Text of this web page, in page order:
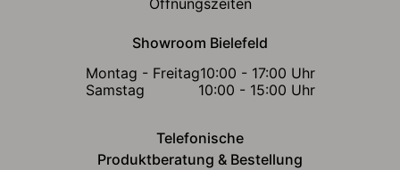
Öffnungszeiten
Showroom Bielefeld
Montag - Freitag10:00 - 17:00 Uhr
Samstag
10:00 - 15:00 Uhr
Telefonische
Produktberatung & Bestellung